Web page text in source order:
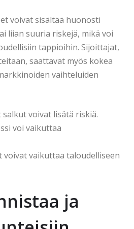
voivat sisältää huonosti
liian suuria riskejä, mikä voi
tappioihin. Sijoittajat,
saattavat myös kokea
vaihteluiden
voivat lisätä riskiä.
voi vaikuttaa
vaikuttaa taloudelliseen
ja